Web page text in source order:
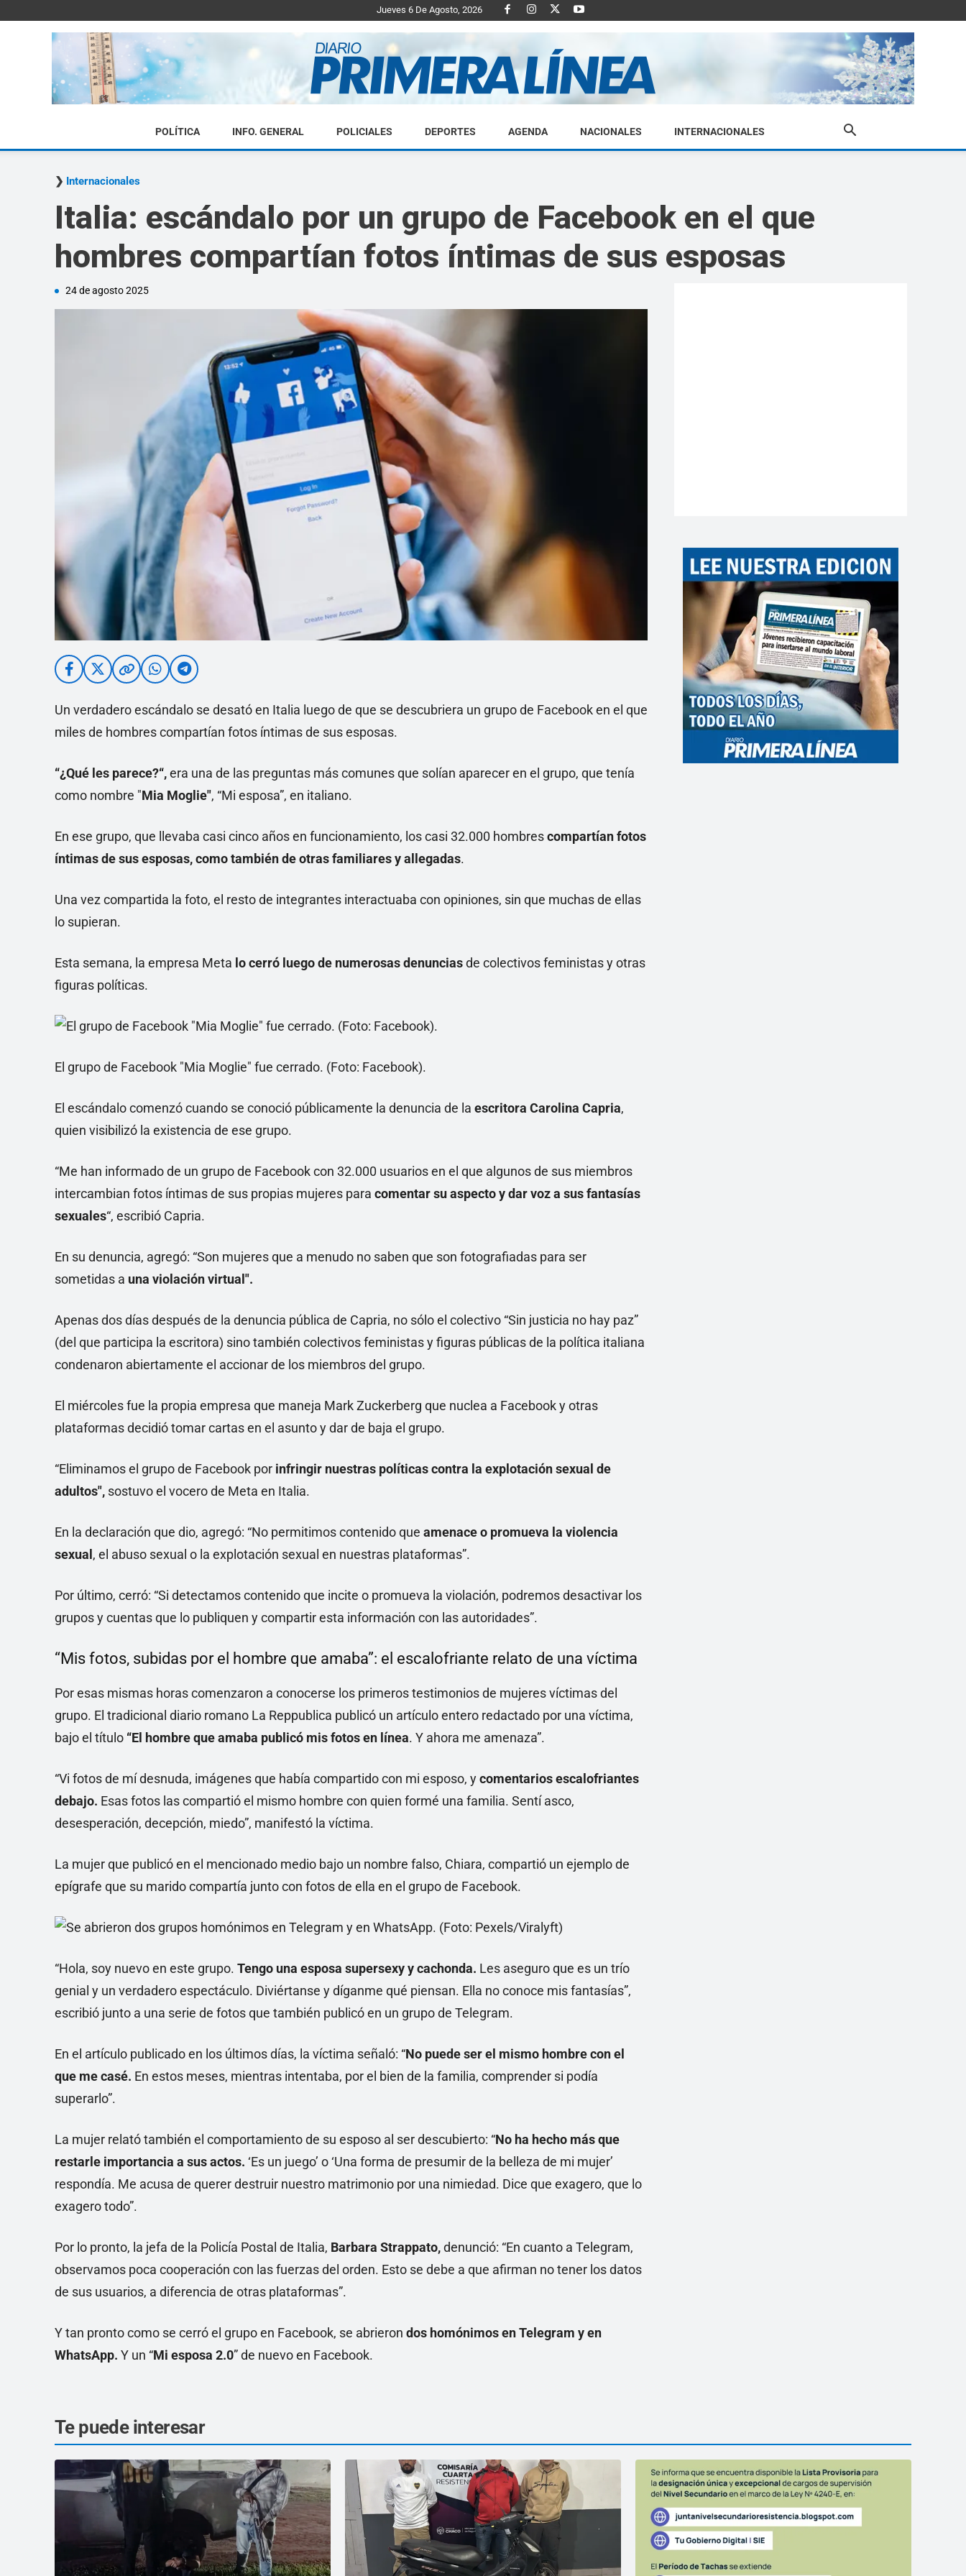
Jueves 6 De Agosto, 2026
Diario
Primera
POLÍTICA INFO. GENERAL POLICIALES DEPORTES AGENDA NACIONALES INTERNACIONALES
Internacionales
Italia: escándalo por un grupo de Facebook en el que
hombres compartían fotos íntimas de sus esposas
24 de agosto 2025
Un verdadero escándalo se desató en Italia luego de que se descubriera un grupo de Facebook en el que
miles de hombres compartían fotos íntimas de sus esposas.
“¿Qué les parece?“,era una de las preguntas más comunes que solían aparecer en el grupo, que tenía
como nombre "Mia Moglie", “Mi esposa”, en italiano.
En ese grupo, que llevaba casi cinco años en funcionamiento, los casi 32.000 hombrescompartían fotos
íntimas de sus esposas, como también de otras familiares y allegadas.
Una vez compartida la foto, el resto de integrantes interactuaba con opiniones, sin que muchas de ellas
lo supieran.
Esta semana, la empresa Meta lo cerró luego de numerosas denunciasde colectivos feministas y otras
figuras políticas.
El grupo de Facebook "Mia Moglie" fue cerrado. (Foto: Facebook).
El escándalo comenzó cuando se conoció públicamente la denuncia de la escritora Carolina Capria,
quien visibilizó la existencia de ese grupo.
“Me han informado de un grupo de Facebook con 32.000 usuarios en el que algunos de sus miembros
intercambian fotos íntimas de sus propias mujeres para comentar su aspecto y dar voz a sus fantasías
sexuales“, escribió Capria.
En su denuncia, agregó: “Son mujeres que a menudo no saben que son fotografiadas para ser
sometidas a una violación virtual".
Apenas dos días después de la denuncia pública de Capria, no sólo el colectivo “Sin justicia no hay paz”
(del que participa la escritora) sino también colectivos feministas y figuras públicas de la política italiana
condenaron abiertamente el accionar de los miembros del grupo.
El miércoles fue la propia empresa que maneja Mark Zuckerberg que nuclea a Facebook y otras
plataformas decidió tomar cartas en el asunto y dar de baja el grupo.
“Eliminamos el grupo de Facebook por infringir nuestras políticas contra la explotación sexual de
adultos", sostuvo el vocero de Meta en Italia.
En la declaración que dio, agregó: “No permitimos contenido que amenace o promueva la violencia
sexual , el abuso sexual o la explotación sexual en nuestras plataformas”.
Por último, cerró: “Si detectamos contenido que incite o promueva la violación, podremos desactivar los
grupos y cuentas que lo publiquen y compartir esta información con las autoridades”.
“Mis fotos, subidas por el hombre que amaba”: el escalofriante relato de una víctima
Por esas mismas horas comenzaron a conocerse los primeros testimonios de mujeres víctimas del
grupo. El tradicional diario romano La Reppublica publicó un artículo entero redactado por una víctima,
bajo el título “El hombre que amaba publicó mis fotos en línea. Y ahora me amenaza”.
“Vi fotos de mí desnuda, imágenes que había compartido con mi esposo, ycomentarios escalofriantes
debajo. Esas fotos las compartió el mismo hombre con quien formé una familia. Sentí asco,
desesperación, decepción, miedo”, manifestó la víctima.
La mujer que publicó en el mencionado medio bajo un nombre falso, Chiara, compartió un ejemplo de
epígrafe que su marido compartía junto con fotos de ella en el grupo de Facebook.
“Hola, soy nuevo en este grupo. Tengo una esposa supersexy y cachonda. Les aseguro que es un trío
genial y un verdadero espectáculo. Diviértanse y díganme qué piensan. Ella no conoce mis fantasías”,
escribió junto a una serie de fotos que también publicó en un grupo de Telegram.
En el artículo publicado en los últimos días, la víctima señaló: “No puede ser el mismo hombre con el
que me casé. En estos meses, mientras intentaba, por el bien de la familia, comprender si podía
superarlo”.
La mujer relató también el comportamiento de su esposo al ser descubierto: “No ha hecho más que
restarle importancia a sus actos. ‘Es un juego’ o ‘Una forma de presumir de la belleza de mi mujer’
respondía. Me acusa de querer destruir nuestro matrimonio por una nimiedad. Dice que exagero, que lo
exagero todo”.
Por lo pronto, la jefa de la Policía Postal de Italia, Barbara Strappato,denunció: “En cuanto a Telegram,
observamos poca cooperación con las fuerzas del orden. Esto se debe a que afirman no tener los datos
de sus usuarios, a diferencia de otras plataformas”.
Y tan pronto como se cerró el grupo en Facebook, se abrieron dos homónimos en Telegram y en
WhatsApp. Y un “Mi esposa 2.0” de nuevo en Facebook.
Te puede interesar